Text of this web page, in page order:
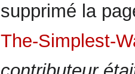
supprimé la
The-Simplest-